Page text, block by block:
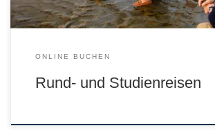
ONLINE BUCHEN
Rund- und Studienreisen